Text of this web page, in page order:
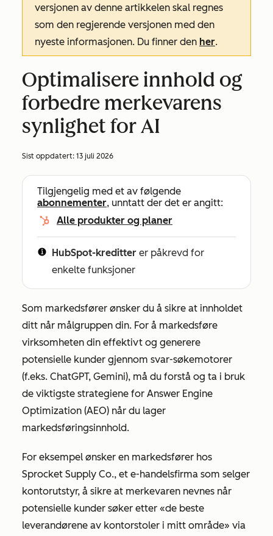
versjonen av denne artikkelen skal regnes
som den regjerende versjonen med den
nyeste informasjonen. Du finner den her.
Optimalisere innhold og
forbedre merkevarens
synlighet for AI
Sist oppdatert: 13 juli 2026
Tilgjengelig med et av følgende
abonnementer, unntatt der det er angitt:
Alle produkter og planer
HubSpot-kreditter er påkrevd for
enkelte funksjoner
Som markedsfører ønsker du å sikre at innholdet
ditt når målgruppen din. For å markedsføre
virksomheten din effektivt og generere
potensielle kunder gjennom svar-søkemotorer
(f.eks. ChatGPT, Gemini), må du forstå og ta i bruk
de viktigste strategiene for Answer Engine
Optimization (AEO) når du lager
markedsføringsinnhold.
For eksempel ønsker en markedsfører hos
Sprocket Supply Co., et e-handelsfirma som selger
kontorutstyr, å sikre at merkevaren nevnes når
potensielle kunder søker etter «de beste
leverandørene av kontorstoler i mitt område» via